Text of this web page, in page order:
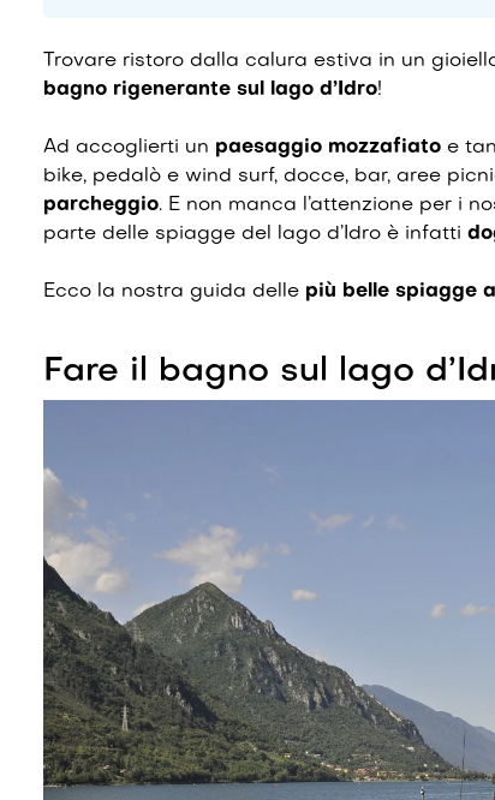
Trovare ristoro dalla calura estiva in un
bagno rigenerante sul lago d’Idro!
Ad accoglierti un paesaggio mozzafiato e
bike, pedalò e wind surf, docce, bar, aree
parcheggio. E non manca l’attenzione per i
parte delle spiagge del lago d’Idro è infatti
Ecco la nostra guida delle più belle spiagge
Fare il bagno sul lago